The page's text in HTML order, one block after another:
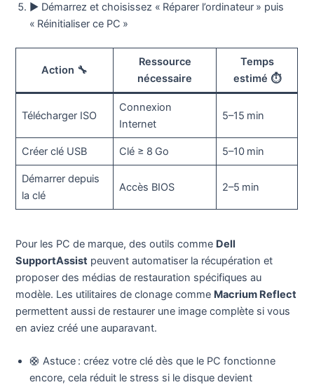
▶️ Démarrez et choisissez « Réparer l’ordinateur » puis
« Réinitialiser ce PC »
Action 🔧
Ressource
nécessaire
Temps
estimé ⏱️
Télécharger ISO
Connexion
Internet
5–15 min
Créer clé USB Clé ≥ 8 Go 5–10 min
Démarrer depuis
la clé
Accès BIOS 2–5 min
Pour les PC de marque, des outils comme Dell
SupportAssist peuvent automatiser la récupération et
proposer des médias de restauration spécifiques au
modèle. Les utilitaires de clonage comme Macrium Reflect
permettent aussi de restaurer une image complète si vous
en aviez créé une auparavant.
🛟 Astuce : créez votre clé dès que le PC fonctionne
encore, cela réduit le stress si le disque devient